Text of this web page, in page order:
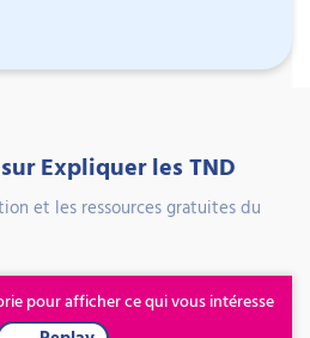
exercices musicaux pour
en place des activités
aux objectifs de prise en
présentant notamment
à la neuromusicothérapie
de musicothérapie
mobilise des
en lien avec des
ou moteurs. Elle
Expliquer les TND
et les ressources gratuites du
pour afficher ce qui vous intéresse